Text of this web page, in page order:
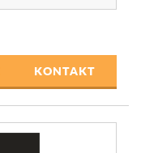
KONTAKT